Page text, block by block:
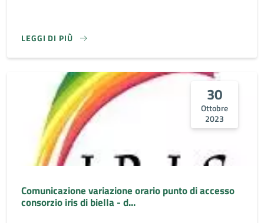
LEGGI DI PIÙ
30
Ottobre
2023
Comunicazione variazione orario punto di accesso
consorzio iris di biella - d...